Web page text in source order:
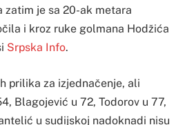
zatim je sa 20-ak metara
i kroz ruke golmana Hodžića
Srpska Info.
prilika za izjednačenje, ali
Blagojević u 72, Todorov u 77,
u sudijskoj nadoknadi nisu